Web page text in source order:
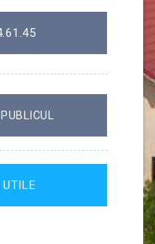
UTILE